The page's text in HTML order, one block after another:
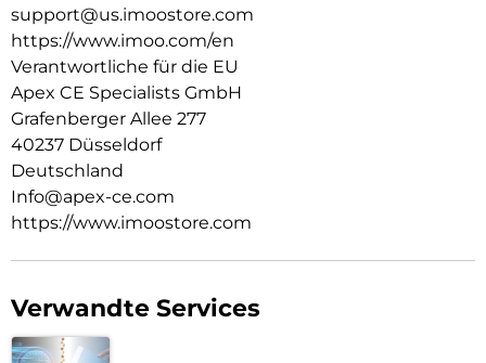
support@us.imoostore.com
https://www.imoo.com/en
Verantwortliche für die EU
Apex CE Specialists GmbH
Grafenberger Allee 277
40237 Düsseldorf
Deutschland
Info@apex-ce.com
https://www.imoostore.com
Verwandte Services